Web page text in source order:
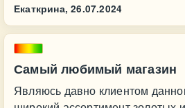
Екаткрина, 26.07.2024
Самый любимый магазин
Являюсь давно клиентом